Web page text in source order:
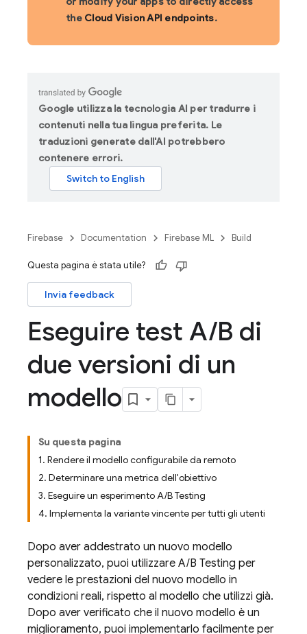
the Cloud Vision API endpoints.
Google utilizza la tecnologia AI per tradurre i
contenuti nella tua lingua preferita. Le
traduzioni generate dall'AI potrebbero
contenere errori.
Firebase Documentation Firebase ML Build
Questa pagina è stata utile?
Invia feedback
Eseguire test A/B di
due versioni di un
modello
Su questa pagina
1. Rendere il modello configurabile da remoto
2. Determinare una metrica dell'obiettivo
3. Eseguire un esperimento A/B Testing
4. Implementa la variante vincente per tutti gli utenti
Dopo aver addestrato un nuovo modello
personalizzato, puoi utilizzare A/B Testing per
vedere le prestazioni del nuovo modello in
condizioni reali, rispetto al modello che utilizzi già.
Dopo aver verificato che il nuovo modello è un
miglioramento, puoi implementarlo facilmente per